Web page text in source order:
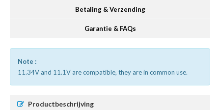
Betaling & Verzending
Garantie & FAQs
Note :
11.34V and 11.1V are compatible, they are in common use.
Productbeschrijving